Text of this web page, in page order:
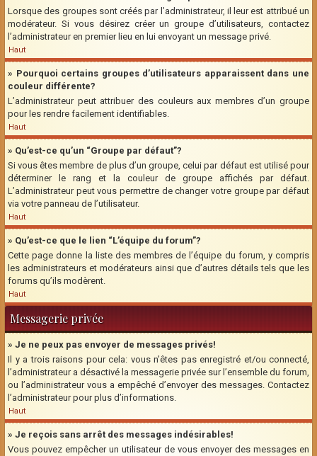
Lorsque des groupes sont créés par l’administrateur, il leur est attribué un
modérateur. Si vous désirez créer un groupe d’utilisateurs, contactez
l’administrateur en premier lieu en lui envoyant un message privé.
Haut
» Pourquoi certains groupes d’utilisateurs apparaissent dans une
couleur différente?
L’administrateur peut attribuer des couleurs aux membres d’un groupe
pour les rendre facilement identifiables.
Haut
» Qu’est-ce qu’un “Groupe par défaut”?
Si vous êtes membre de plus d’un groupe, celui par défaut est utilisé pour
déterminer le rang et la couleur de groupe affichés par défaut.
L’administrateur peut vous permettre de changer votre groupe par défaut
via votre panneau de l’utilisateur.
Haut
» Qu’est-ce que le lien “L’équipe du forum”?
Cette page donne la liste des membres de l’équipe du forum, y compris
les administrateurs et modérateurs ainsi que d’autres détails tels que les
forums qu’ils modèrent.
Haut
Messagerie privée
» Je ne peux pas envoyer de messages privés!
Il y a trois raisons pour cela: vous n’êtes pas enregistré et/ou connecté,
l’administrateur a désactivé la messagerie privée sur l’ensemble du forum,
ou l’administrateur vous a empêché d’envoyer des messages. Contactez
l’administrateur pour plus d’informations.
Haut
» Je reçois sans arrêt des messages indésirables!
Vous pouvez empêcher un utilisateur de vous envoyer des messages en